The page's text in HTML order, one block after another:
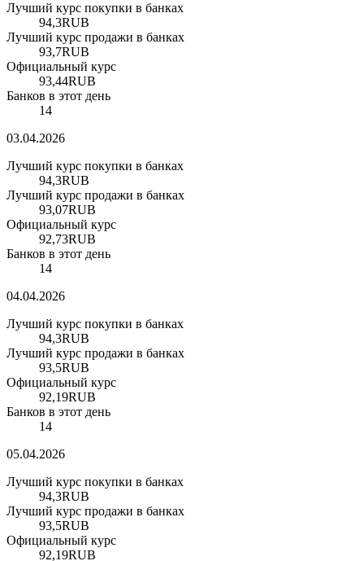
Лучший курс покупки в банках
94,3RUB
Лучший курс продажи в банках
93,7RUB
Официальный курс
93,44RUB
Банков в этот день
14
03.04.2026
Лучший курс покупки в банках
94,3RUB
Лучший курс продажи в банках
93,07RUB
Официальный курс
92,73RUB
Банков в этот день
14
04.04.2026
Лучший курс покупки в банках
94,3RUB
Лучший курс продажи в банках
93,5RUB
Официальный курс
92,19RUB
Банков в этот день
14
05.04.2026
Лучший курс покупки в банках
94,3RUB
Лучший курс продажи в банках
93,5RUB
Официальный курс
92,19RUB